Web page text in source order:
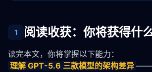
1 阅读收获：你将获得什
读完本文，你将掌握以下能力：
理解 GPT-5.6 三款模型的架构差异